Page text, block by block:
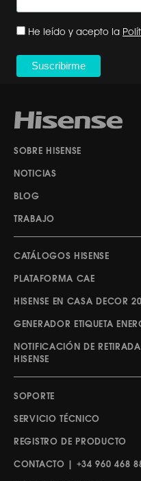
He leído y acepto la
SOBRE HISENSE
NOTICIAS
BLOG
TRABAJO
CATÁLOGOS HISENSE
PLATAFORMA CAE
HISENSE EN CASA DECOR
GENERADOR ETIQUETA
NOTIFICACIÓN DE
HISENSE
SOPORTE
SERVICIO TÉCNICO
REGISTRO DE PRODUCTO
CONTACTO | +34 960 468